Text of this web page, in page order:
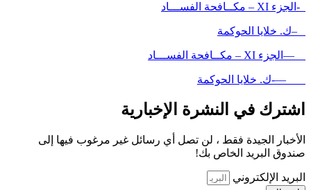
-الجزء XI – مكــافحة الفســـاد
–ك. خلايا الحوكمة
—الجزء XI – مكــافحة الفســـاد
—-ك. خلايا الحوكمة
اشترك في النشرة الإخبارية
الأخبار الجيدة فقط ، لن تصل أي رسائل غير مرغوب فيها إلى
صندوق البريد الخاص بك!
البريد الإلكتروني